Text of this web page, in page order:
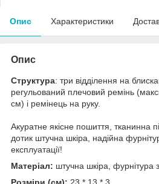
Опис Характеристики
Опис
Структура: три відділення на
регульований плечовий ремінь
см) і ремінець на руку.
Акуратне якісне пошиття, тканинна
дотик штучна шкіра, надійна
експлуатації!
Матеріал: штучна шкіра, фурнітура
Розміри (см): 23 * 13 * 3